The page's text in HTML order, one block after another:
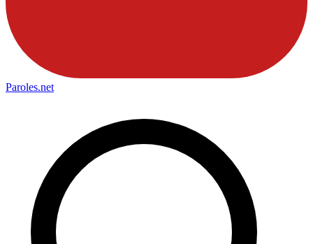
Paroles.net